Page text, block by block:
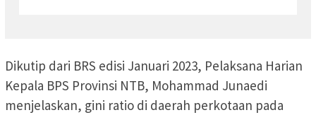
Dikutip dari BRS edisi Januari 2023, Pelaksana Harian
Kepala BPS Provinsi NTB, Mohammad Junaedi
menjelaskan, gini ratio di daerah perkotaan pada